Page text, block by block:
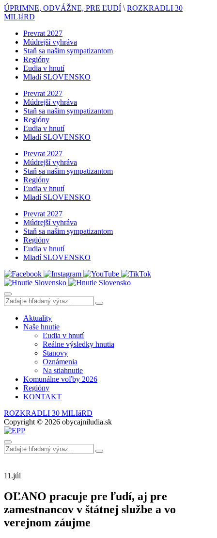
ÚPRIMNE, ODVÁŽNE, PRE ĽUDÍ \ ROZKRADLI 30
MILIáRD
Prevrat 2027
Múdrejší vyhráva
Staň sa našim sympatizantom
Regióny
Ľudia v hnutí
Mladí SLOVENSKO
Prevrat 2027
Múdrejší vyhráva
Staň sa našim sympatizantom
Regióny
Ľudia v hnutí
Mladí SLOVENSKO
Prevrat 2027
Múdrejší vyhráva
Staň sa našim sympatizantom
Regióny
Ľudia v hnutí
Mladí SLOVENSKO
Prevrat 2027
Múdrejší vyhráva
Staň sa našim sympatizantom
Regióny
Ľudia v hnutí
Mladí SLOVENSKO
Aktuality
Naše hnutie
Ľudia v hnutí
Reálne výsledky hnutia
Stanovy
Oznámenia
Na stiahnutie
Komunálne voľby 2026
Regióny
KONTAKT
ROZKRADLI 30 MILIáRD
Copyright © 2026 obycajniludia.sk
11.júl
OĽANO pracuje pre ľudí, aj pre
zamestnancov v štátnej službe a vo
verejnom záujme